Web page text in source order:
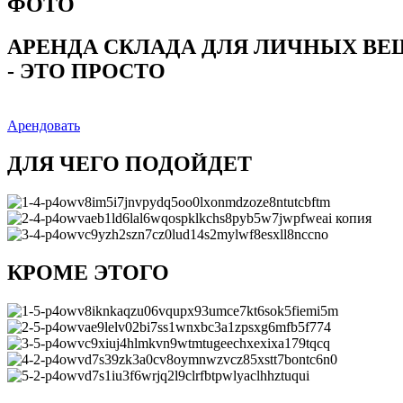
ФОТО
АРЕНДА СКЛАДА ДЛЯ ЛИЧНЫХ
- ЭТО ПРОСТО
Арендовать
ДЛЯ ЧЕГО ПОДОЙДЕТ
КРОМЕ ЭТОГО